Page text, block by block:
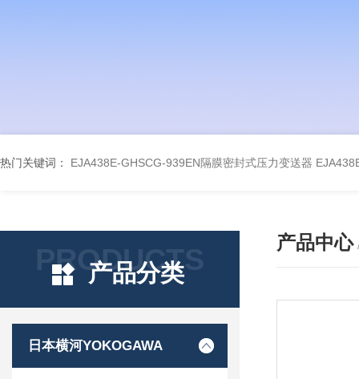
热门关键词： EJA438E-GHSCG-939EN隔膜密封式压力变送器
PRODUCTS
产品分类
日本横河YOKOGAWA
产品中心